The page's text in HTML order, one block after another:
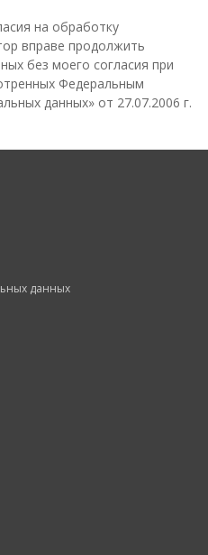
на обработку
вправе продолжить
без моего согласия при
Федеральным
данных» от 27.07.2006 г.
данных